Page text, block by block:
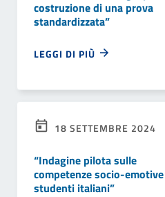
costruzione di una prova
standardizzata”
LEGGI DI PIÙ
18 SETTEMBRE 2024
“Indagine pilota sulle
competenze socio-
studenti italiani”